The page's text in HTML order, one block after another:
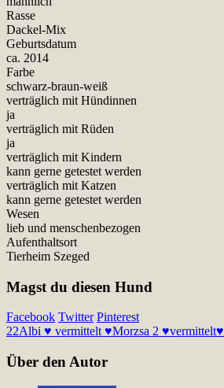
Rasse
Dackel-Mix
Geburtsdatum
ca. 2014
Farbe
schwarz-braun-weiß
verträglich mit Hündinnen
ja
verträglich mit Rüden
ja
verträglich mit Kindern
kann gerne getestet werden
verträglich mit Katzen
kann gerne getestet werden
Wesen
lieb und menschenbezogen
Aufenthaltsort
Tierheim Szeged
Magst du diesen Hund
Facebook Twitter Pinterest
22Albi ♥ vermittelt ♥Morzsa 2 ♥vermittelt♥
Über den Autor